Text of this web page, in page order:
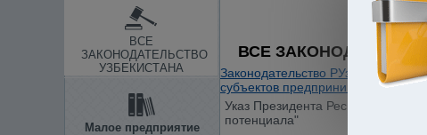
ВСЕ
ЗАКОНОДАТЕЛЬСТВО
УЗБЕКИСТАНА
Малое предприятие
ВСЕ
Законодательство РУз Общие
субъектов предпринимательства
Указ Президента Республики
потенциала"